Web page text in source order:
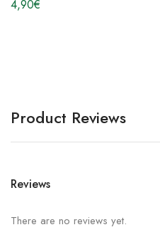
4,90€
Product Reviews
Reviews
There are no reviews yet.